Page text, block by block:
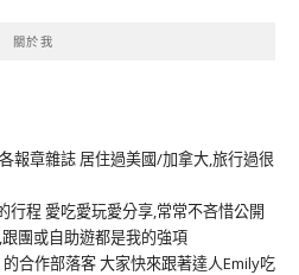
關於我
報章雜誌 居住過美國/加拿大,旅行過很
行程 愛吃愛玩愛分享,常常不吝惜公開
團或自助遊都是我的強項
合作部落客 大家快來跟著達人Emily吃